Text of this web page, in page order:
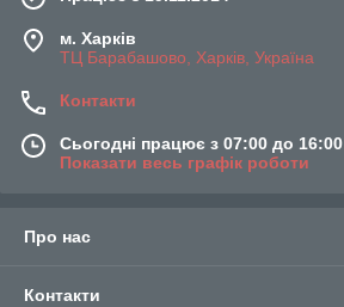
м. Харків
ТЦ Барабашово, Харків, Україна
Контакти
Сьогодні працює з 07:00 до 16:00
Показати весь графік роботи
Про нас
Контакти